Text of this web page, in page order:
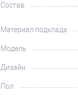
Состав
Материал подклада
Модель
Дизайн
Пол